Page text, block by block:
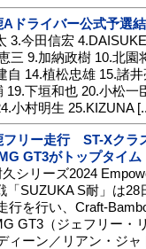
Aドライバー公式予選
3.今田信宏
三 9.加納政樹 10.北園
自 14.植松忠雄 15.諸
19.下垣和也 20.小松一
小村明生 25.KIZUNA
フリー走行 ST-Xクラ
GT3がトップタイム
シリーズ2024
「SUZUKA S耐」は28
行を行い、Craft-
GT3（ジェフリー・
ィーン／リアン・ジ